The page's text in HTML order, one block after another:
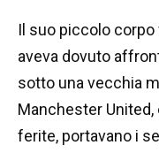
Il suo piccolo
aveva dovuto
sotto una vecchia
Manchester United,
ferite, portavano i